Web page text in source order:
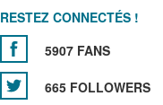
RESTEZ CONNECTÉS !
5907 FANS
665 FOLLOWERS